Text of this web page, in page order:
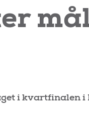
i kvartfinalen i